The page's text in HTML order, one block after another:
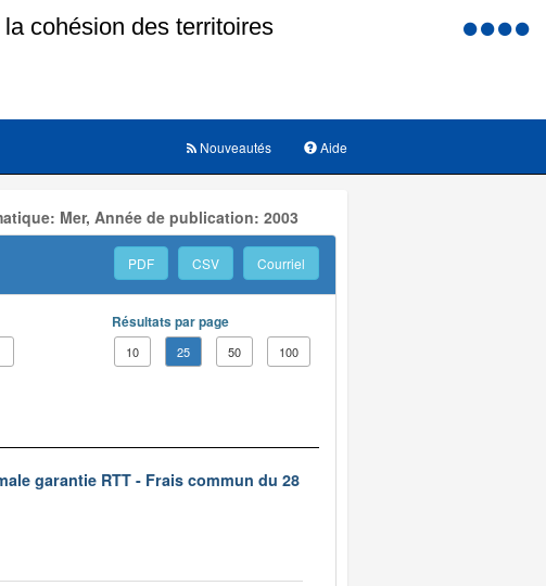
Menu
Aide
Nouveautés
Mer, Année de publication: 2003
PDF CSV Courriel
Résultats par page
10 25 50 100
garantie RTT - Frais commun du 28